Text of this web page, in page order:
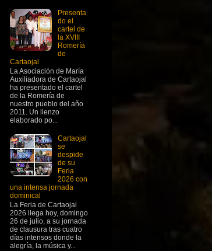
Presenta
do el
cartel de
la XVIII
Romería
de
Cartaojal
La Asociación de María
Auxiliadora de Cartaojal
ha presentado el cartel
de la Romería de
nuestro pueblo del año
2011. Un lienzo
elaborado po...
Cartaojal
se
despide
de su
Feria
2026 con
una intensa jornada
dominical
La Feria de Cartaojal
2026 llega hoy, domingo
26 de julio, a su jornada
de clausura tras cuatro
días intensos donde la
alegría, la música y...